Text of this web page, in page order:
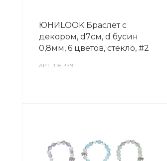
ЮНИLOOK Браслет с
декором, d7см, d бусин
0,8мм, 6 цветов, стекло, #2
АРТ.316-379